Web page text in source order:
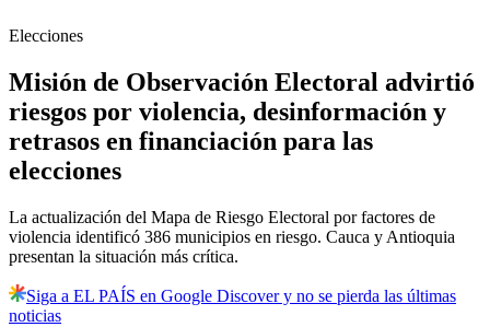
Elecciones
Misión de Observación Electoral advirtió
riesgos por violencia, desinformación y
retrasos en financiación para las
elecciones
La actualización del Mapa de Riesgo Electoral por factores de
violencia identificó 386 municipios en riesgo. Cauca y Antioquia
presentan la situación más crítica.
Siga a EL PAÍS en Google Discover y no se pierda las últimas
noticias